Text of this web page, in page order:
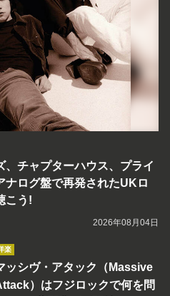
、チャプターハウス、プライ
ログ盤で再発されたUKロ
こう!
2026年08月04日
楽
ッシヴ・アタック（Massive
）はフジロックで何を問